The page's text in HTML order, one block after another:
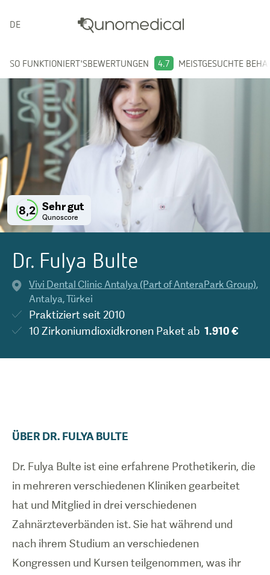
DEUTSCH
SO FUNKTIONIERT'SBEWERTUNGEN 4.7 MEISTGESUCHTE
8,2 Sehr gut
Qunoscore
Dr. Fulya Bulte
Vivi Dental Clinic Antalya (Part of AnteraPark Group),
Antalya,Türkei
Praktiziert seit 2010
10 Zirkoniumdioxidkronen Paket ab 1.910 €
ÜBER DR. FULYA BULTE
Dr. Fulya Bulte ist eine erfahrene Prothetikerin, die
in mehreren verschiedenen Kliniken gearbeitet
hat und Mitglied in drei verschiedenen
Zahnärzteverbänden ist. Sie hat während und
nach ihrem Studium an verschiedenen
Kongressen und Kursen teilgenommen, was ihr